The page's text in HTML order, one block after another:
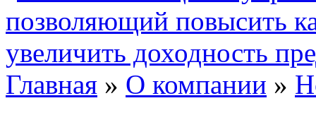
Главная » О компании »